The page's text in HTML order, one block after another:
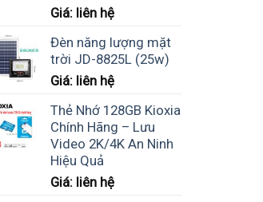
Giá: liên hệ
Đèn năng lượng mặt
trời JD-8825L (25w)
Giá: liên hệ
Thẻ Nhớ 128GB Kioxia
Chính Hãng – Lưu
Video 2K/4K An Ninh
Hiệu Quả
Giá: liên hệ